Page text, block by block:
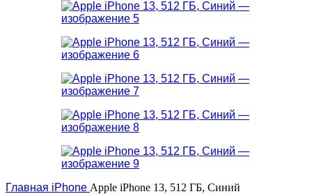
Главная iPhone Apple iPhone 13, 512 ГБ, Синий